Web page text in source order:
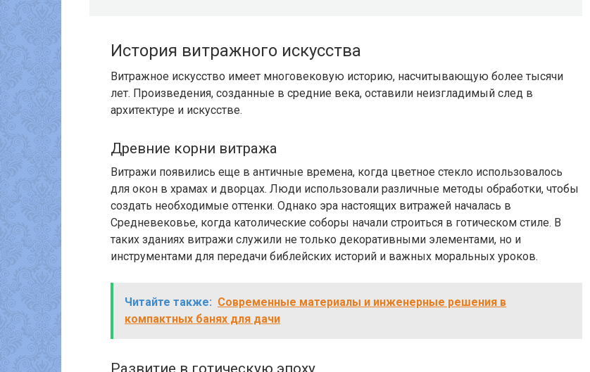
История витражного искусства
Витражное искусство имеет многовековую историю, насчитывающую более тысячи
лет. Произведения, созданные в средние века, оставили неизгладимый след в
архитектуре и искусстве.
Древние корни витража
Витражи появились еще в античные времена, когда цветное стекло использовалось
для окон в храмах и дворцах. Люди использовали различные методы обработки, чтобы
создать необходимые оттенки. Однако эра настоящих витражей началась в
Средневековье, когда католические соборы начали строиться в готическом стиле. В
таких зданиях витражи служили не только декоративными элементами, но и
инструментами для передачи библейских историй и важных моральных уроков.
Читайте также: Современные материалы и инженерные решения в
компактных банях для дачи
Развитие в готическую эпоху